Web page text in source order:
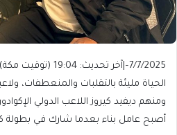
7/7/2025
– آخر تحديث: 19:04 (توقيت مكة)
الحياة مليئة بالتقلبات والمنعطفات،
ومنهم ديفيد كيروز اللاعب الدولي
أصبح عامل بناء بعدما شارك في بطولة كوبا